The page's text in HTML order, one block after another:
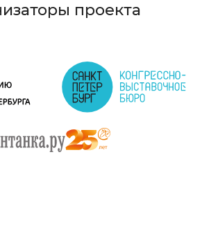
проекта